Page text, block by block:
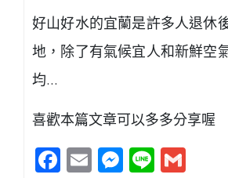
好山好水的宜蘭是許多人退休
地，除了有氣候宜人和新鮮空
均…
喜歡本篇文章可以多多分享喔
Facebook
EmailMessenger
Line